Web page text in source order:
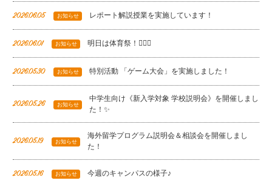
2026.06.05 お知らせ レポート解説授業を実施しています！
2026.06.01 お知らせ 明日は体育祭！🏃‍♂️✨
2026.05.30 お知らせ 特別活動 「ゲーム大会」を実施しました！
2026.05.26 お知らせ
中学生向け《新入学対象 学校説明会》を開催しまし
た！✨
2026.05.19 お知らせ
海外留学プログラム説明会＆相談会を開催しまし
た！
2026.05.16 お知らせ 今週のキャンパスの様子♪